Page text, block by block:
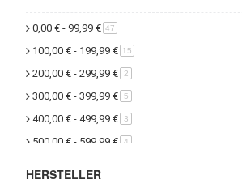
0,00 € - 99,99 € 47
100,00 € - 199,99 € 15
200,00 € - 299,99 € 2Artikel
300,00 € - 399,99 € 5Artikel
400,00 € - 499,99 € 3Artikel
500,00 € - 599,99 € 4
HERSTELLER